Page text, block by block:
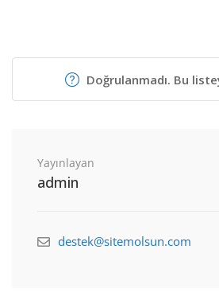
Doğrulanmadı. Bu
Yayınlayan
admin
destek@sitemolsun.com